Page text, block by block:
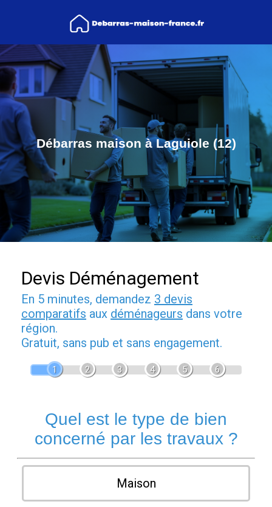
Débarras maison à Laguiole (12)
Devis Déménagement
En 5 minutes, demandez 3 devis
comparatifs aux déménageurs dans votre
région.
Gratuit, sans pub et sans engagement.
1 2 3 4 5 6
Quel est le type de bien
concerné par les travaux ?
Maison